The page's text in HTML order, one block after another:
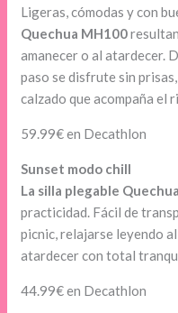
Ligeras, cómodas y con
Quechua MH100
amanecer o al atardecer.
paso se disfrute sin
calzado que acompaña el
59.99€ en Decathlon
Sunset modo chill
La silla plegable
practicidad. Fácil de
picnic, relajarse leyendo
atardecer con total
44.99€ en Decathlon